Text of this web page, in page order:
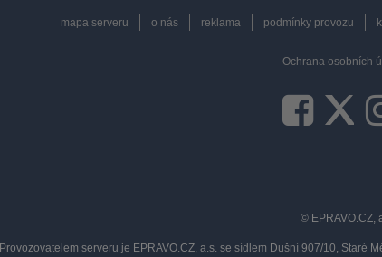
mapa serveru o nás reklama podmínky provozu
Ochrana osobních
© EPRAVO.CZ,
Provozovatelem serveru je EPRAVO.CZ, a.s. se sídlem Dušní 907/10, Staré